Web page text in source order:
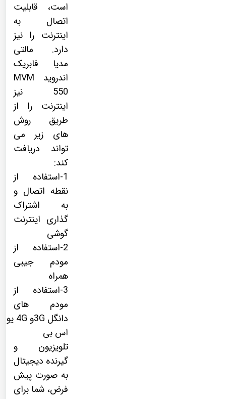
است، قابلیت
اتصال به
اینترنت را نیز
دارد. مالتی
مدیا فابریک
اندروید MVM
550 نیز
اینترنت را از
طریق روش
های زیر می
تواند دریافت
کند:
1-استفاده از
نقطه اتصال و
به اشتراک
گذاری اینترنت
گوشی
2-استفاده از
مودم جیبی
همراه
3-استفاده از
مودم های
دانگل 3Gو 4G یو
اس بی
تلویزیون و
گیرنده دیجیتال
به صورت پیش
فرض، شما برای